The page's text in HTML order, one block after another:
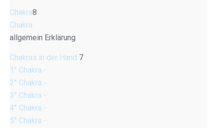
Chakra8
Chakra
allgemein Erklärung
Chakras in der Hand 7
1° Chakra -
2° Chakra -
3° Chakra -
4° Chakra -
5° Chakra -